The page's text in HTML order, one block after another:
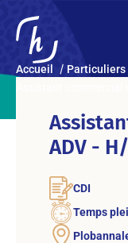
Accueil Particuliers
ADV -
CDI
Temps